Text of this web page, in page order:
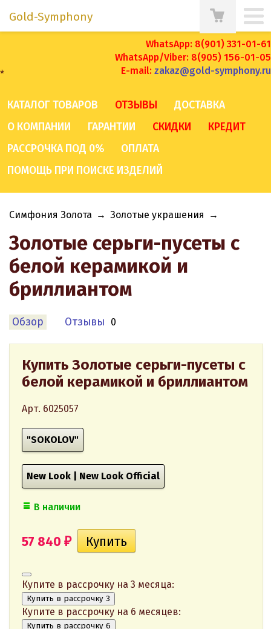
WhatsApp: 8(901) 331-01-61
WhatsApp/Viber: 8(905) 156-01-05
E-mail: zakaz@gold-symphony.ru
*
Gold-Symphony
КАТАЛОГ ТОВАРОВ ОТЗЫВЫ
ДОСТАВКА
О КОМПАНИИ
ГАРАНТИИ СКИДКИ
КРЕДИТ
РАССРОЧКА ПОД 0%
ОПЛАТА
ПОМОЩЬ ПРИ ПОИСКЕ ИЗДЕЛИЙ
Симфония Золота → Золотые украшения →
Золотые серьги-пусеты с
белой керамикой и
бриллиантом
Обзор Отзывы 0
Купить Золотые серьги-пусеты с
белой керамикой и бриллиантом
Арт. 6025057
"SOKOLOV"
New Look | New Look Official
В наличии
57 840 ₽
Купите в рассрочку на 3 месяца:
Купить в рассрочку 3
Купите в рассрочку на 6 месяцев:
Купить в рассрочку 6